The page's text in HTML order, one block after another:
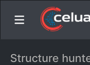
Structure